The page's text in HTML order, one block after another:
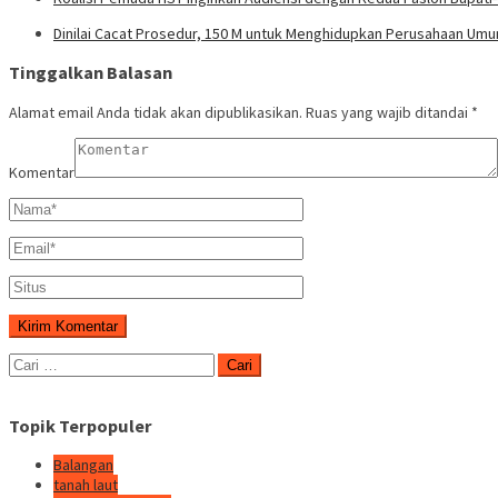
Dinilai Cacat Prosedur, 150 M untuk Menghidupkan Perusahaan
Tinggalkan Balasan
Alamat email Anda tidak akan dipublikasikan. Ruas yang wajib ditandai *
Komentar
Cari
untuk:
Topik Terpopuler
Balangan
tanah laut